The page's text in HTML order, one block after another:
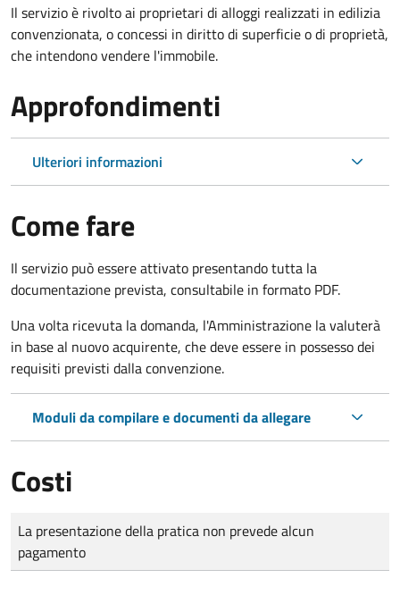
Il servizio è rivolto ai proprietari di alloggi realizzati in edilizia
convenzionata, o concessi in diritto di superficie o di proprietà,
che intendono vendere l'immobile.
Approfondimenti
Ulteriori informazioni
Come fare
Il servizio può essere attivato presentando tutta la
documentazione prevista, consultabile in formato PDF.
Una volta ricevuta la domanda, l'Amministrazione la valuterà
in base al nuovo acquirente, che deve essere in possesso dei
requisiti previsti dalla convenzione.
Moduli da compilare e documenti da allegare
Costi
Tipo di pagamento
Importo
La presentazione della pratica non prevede alcun
pagamento